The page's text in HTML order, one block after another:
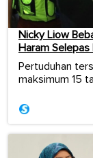
Nicky Liow
Haram Selepas
Pertuduhan
maksimum 15